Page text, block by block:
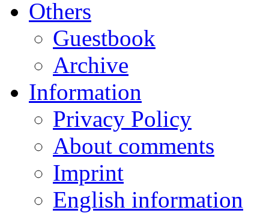
Others
Guestbook
Archive
Information
Privacy Policy
About comments
Imprint
English information